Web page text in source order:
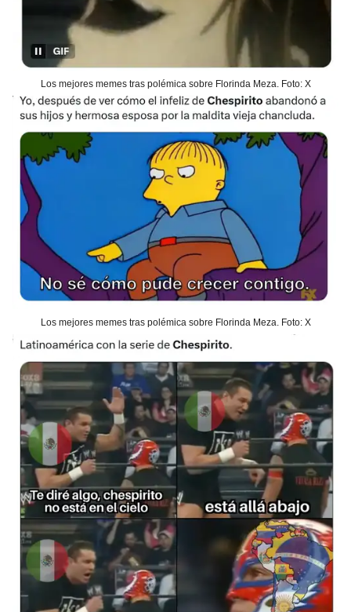
Los mejores memes tras polémica sobre Florinda Meza. Foto: X
Los mejores memes tras polémica sobre Florinda Meza. Foto: X